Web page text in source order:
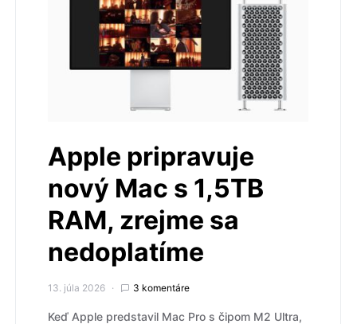
Apple pripravuje
nový Mac s 1,5TB
RAM, zrejme sa
nedoplatíme
13. júla 2026 3 komentáre
Keď Apple predstavil Mac Pro s čipom M2 Ultra,